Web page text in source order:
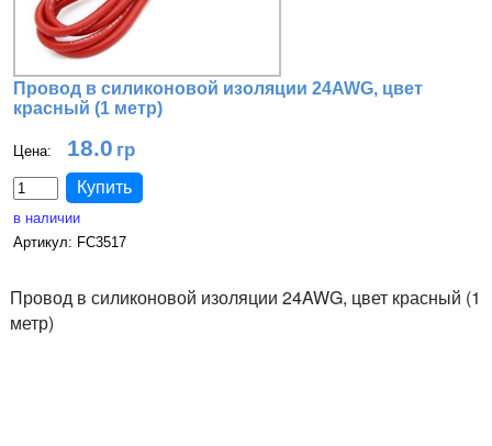
Провод в силиконовой изоляции 24AWG, цвет
красный (1 метр)
Цена: 18.0
в наличии
Артикул: FC3517
Провод в силиконовой изоляции 24AWG, цвет красный (1
метр)